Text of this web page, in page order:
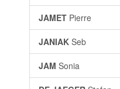
JAMET Pierre
JANIAK Seb
JAM Sonia